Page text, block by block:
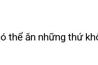
thể ăn những thứ